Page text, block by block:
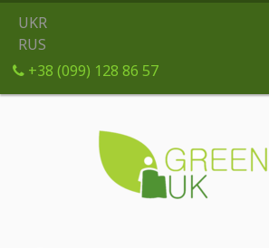
UKR
RUS
+38 (099) 128 86 57